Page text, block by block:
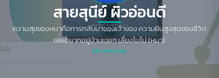
สายสุนีย์ ผิวอ่อนดี
ความสุขของหมาคือการกลับมาของเจ้าของ ความฝันสูงสุดของชีวิต
เลยอยากอยู่บ้านเฉยๆ เลี้ยงโมโม่ (หมา)
33 บทความ